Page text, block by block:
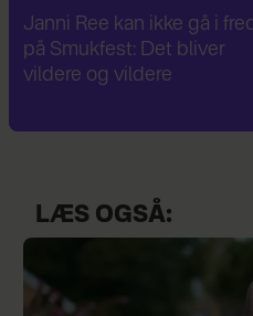
Janni Ree afsted for første
gang: Jeg er nervøs!
LÆS OGSÅ: